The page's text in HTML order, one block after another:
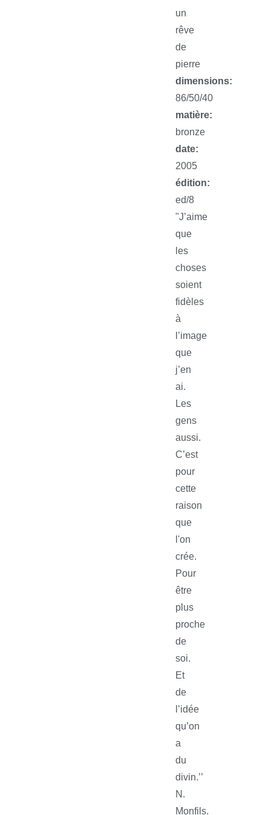
un
rêve
de
pierre
dimensions:
86/50/40
matière:
bronze
date:
2005
édition:
ed/8
"J’aime
que
les
choses
soient
fidèles
à
l’image
que
j’en
ai.
Les
gens
aussi.
C’est
pour
cette
raison
que
l'on
crée.
Pour
être
plus
proche
de
soi.
Et
de
l’idée
qu’on
a
du
divin.’’‍
N.
Monfils.